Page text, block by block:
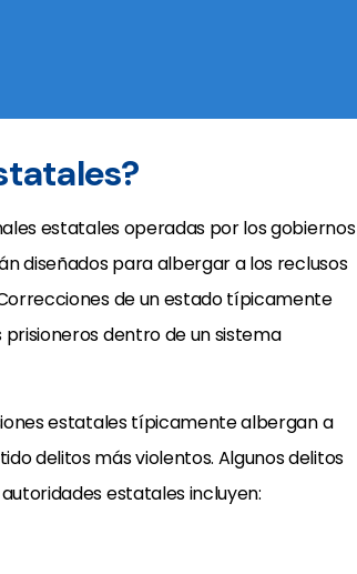
estatales operadas por los gobiernos
diseñados para albergar a los reclusos
de un estado típicamente
dentro de un sistema
estatales típicamente albergan a
delitos más violentos. Algunos delitos
estatales incluyen: